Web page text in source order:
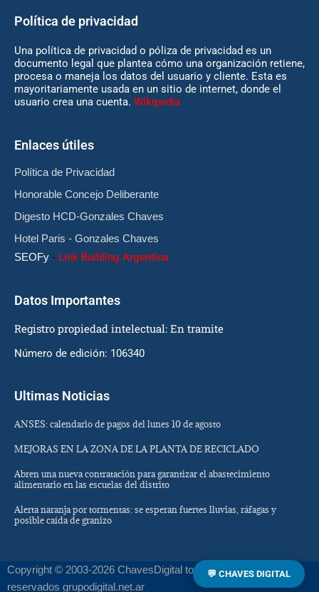
Política de privacidad
Una política de privacidad o póliza de privacidad es un
documento legal que plantea cómo una organización retiene,
procesa o maneja los datos del usuario y cliente. Esta es
mayoritariamente usada en un sitio de internet, donde el
usuario crea una cuenta. Wikipedia
Enlaces útiles
Política de Privacidad
Honorable Concejo Deliberante
Digesto HCD-Gonzales Chaves
Hotel Paris - Gonzales Chaves
SEOFy - Link Building Argentina
Datos Importantes
Registro propiedad intelectual: En tramite
Número de edición: 106340
Ultimas Noticias
ANSES: calendario de pagos del lunes 10 de agosto
MEJORAS EN LA ZONA DE LA PLANTA DE RECICLADO
Abren una nueva contratación para garantizar el abastecimiento
alimentario en las escuelas del distrito
Alerta naranja por tormentas: se esperan fuertes lluvias, ráfagas y
posible caída de granizo
Copyright © 2003-2026 ChavesDigital todos los derechos
reservados grupodigital.net.ar
💬 CHAVES DIGITAL